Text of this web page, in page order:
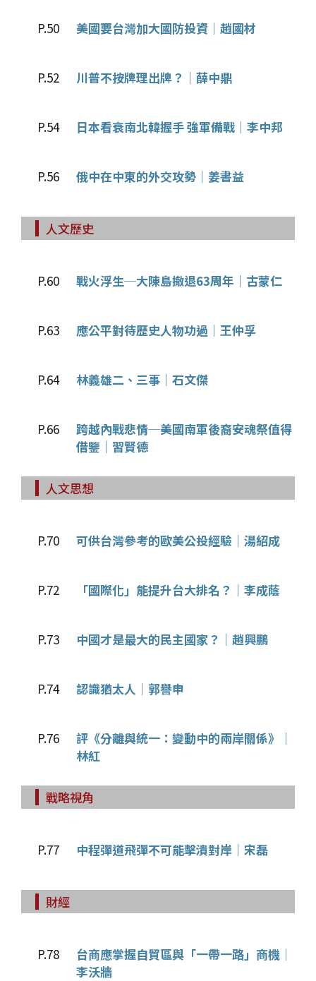
P.50 美國要台灣加大國防投資｜趙國材
P.52 川普不按牌理出牌？｜薛中鼎
P.54 日本看衰南北韓握手 強軍備戰｜李中邦
P.56 俄中在中東的外交攻勢｜姜書益
人文歷史
P.60 戰火浮生─大陳島撤退63周年｜古蒙仁
P.63 應公平對待歷史人物功過｜王仲孚
P.64 林義雄二、三事｜石文傑
P.66
跨越內戰悲情─美國南軍後裔安魂祭值得
借鑒｜習賢德
人文思想
P.70 可供台灣參考的歐美公投經驗｜湯紹成
P.72 「國際化」能提升台大排名？｜李成蔭
P.73 中國才是最大的民主國家？｜趙興鵬
P.74 認識猶太人｜郭譽申
P.76
評《分離與統一：變動中的兩岸關係》｜
林紅
戰略視角
P.77 中程彈道飛彈不可能擊潰對岸｜宋磊
財經
P.78
台商應掌握自貿區與「一帶一路」商機｜
李沃牆